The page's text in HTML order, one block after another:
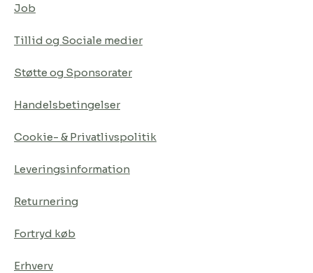
Job
Tillid og Sociale medier
Støtte og Sponsorater
Handelsbetingelser
Cookie- & Privatlivspolitik
Leveringsinformation
Returnering
Fortryd køb
Erhverv